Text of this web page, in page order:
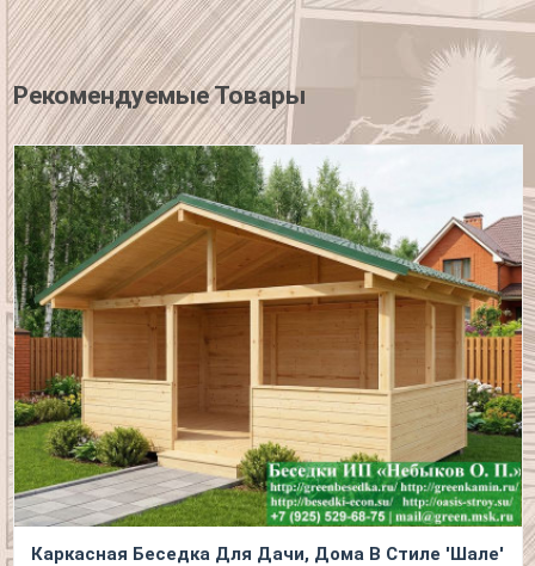
Рекомендуемые Товары
Каркасная Беседка Для Дачи, Дома В Стиле 'Шале'